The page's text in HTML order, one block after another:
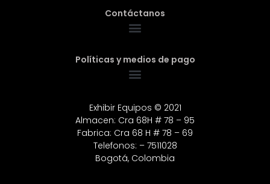
Contáctanos
Políticas y medios de pago
Exhibir Equipos © 2021
Almacen: Cra 68H # 78 – 95
Fabrica: Cra 68 H # 78 – 69
Telefonos: – 7511028
Bogotá, Colombia